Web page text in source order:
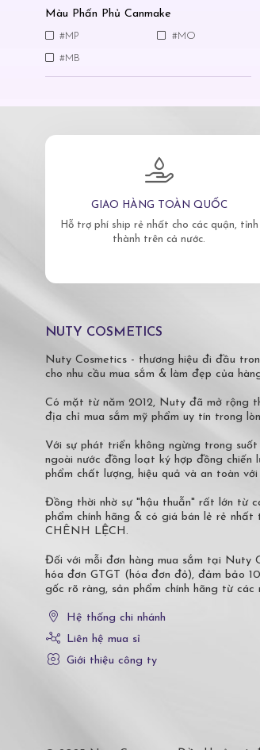
Màu Phấn Phủ Canmake
#MP #MO
#MB
GIAO HÀNG TOÀN QUỐC
Hỗ trợ phí ship rẻ nhất cho các quận, tỉnh
thành trên cả nước.
NUTY COSMETICS
Nuty Cosmetics - thương hiệu đi đầu
cho nhu cầu mua sắm & làm đẹp của
Có mặt từ năm 2012, Nuty đã mở rộng
địa chỉ mua sắm mỹ phẩm uy tín trong
Với sự phát triển không ngừng trong
ngoài nước đồng loạt ký hợp đồng chiến
phẩm chất lượng, hiệu quả và an toàn
Đồng thời nhờ sự "hậu thuẫn" rất lớn từ
phẩm chính hãng & có giá bán lẻ rẻ
CHÊNH LỆCH.
Đối với mỗi đơn hàng mua sắm tại Nuty
hóa đơn GTGT (hóa đơn đỏ), đảm bảo
gốc rõ ràng, sản phẩm chính hãng từ các
Hệ thống chi nhánh
Liên hệ mua sỉ
Giới thiệu công ty